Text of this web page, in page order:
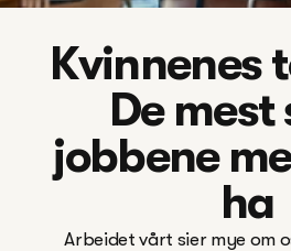
Kvinnenes
De mest
jobbene
ha
Arbeidet vårt sier mye om